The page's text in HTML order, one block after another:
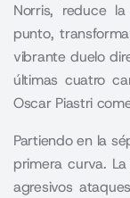
Norris, reduce
punto,
vibrante duelo
últimas cuatro
Oscar Piastri
Partiendo en la
primera curva.
agresivos